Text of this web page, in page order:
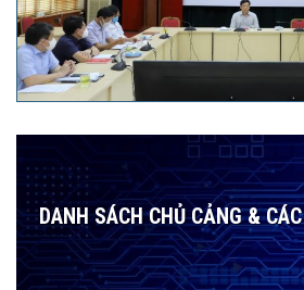
DANH SÁCH CHỦ CẢNG &